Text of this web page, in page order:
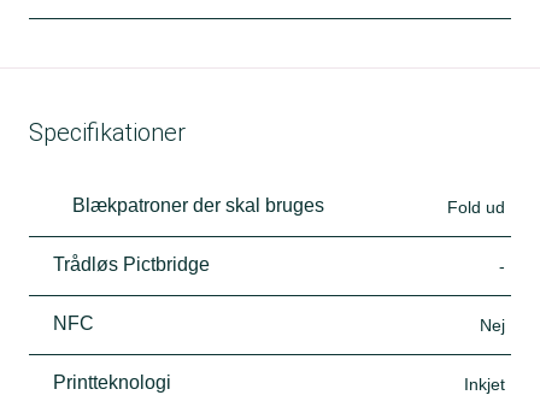
Specifikationer
Blækpatroner der skal bruges Fold ud
Trådløs Pictbridge -
NFC Nej
Printteknologi Inkjet